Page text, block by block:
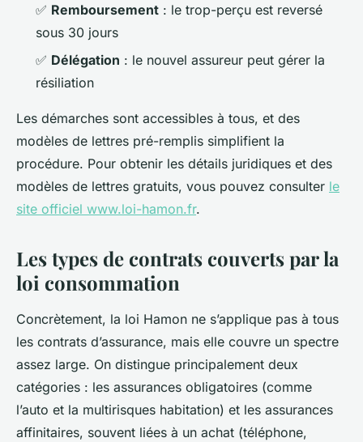
✅ Remboursement : le trop-perçu est reversé
sous 30 jours
✅ Délégation : le nouvel assureur peut gérer la
résiliation
Les démarches sont accessibles à tous, et des
modèles de lettres pré-remplis simplifient la
procédure. Pour obtenir les détails juridiques et des
modèles de lettres gratuits, vous pouvez consulter le
site officiel www.loi-hamon.fr.
Les types de contrats couverts par la
loi consommation
Concrètement, la loi Hamon ne s’applique pas à tous
les contrats d’assurance, mais elle couvre un spectre
assez large. On distingue principalement deux
catégories : les assurances obligatoires (comme
l’auto et la multirisques habitation) et les assurances
affinitaires, souvent liées à un achat (téléphone,